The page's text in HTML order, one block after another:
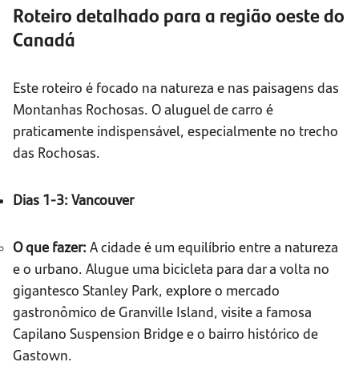
Roteiro detalhado para a região oeste do
Canadá
Este roteiro é focado na natureza e nas paisagens das
Montanhas Rochosas. O aluguel de carro é
praticamente indispensável, especialmente no trecho
das Rochosas.
Dias 1-3: Vancouver
O que fazer: A cidade é um equilíbrio entre a natureza
e o urbano. Alugue uma bicicleta para dar a volta no
gigantesco Stanley Park, explore o mercado
gastronômico de Granville Island, visite a famosa
Capilano Suspension Bridge e o bairro histórico de
Gastown.